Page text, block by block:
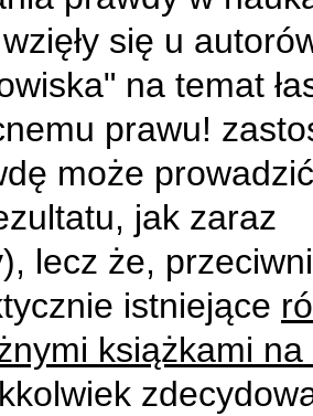
się u
na temat
prawu!
może
jak zaraz
lecz że,
istniejące
książkami na